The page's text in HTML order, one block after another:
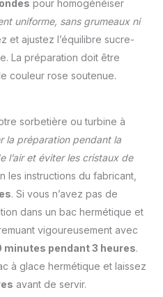
pour homogénéiser
uniforme, sans grumeaux ni
et ajustez l’équilibre sucre-
La préparation doit être
couleur rose soutenue.
sorbetière ou turbine à
la préparation pendant la
l’air et éviter les cristaux de
les instructions du fabricant,
. Si vous n’avez pas de
dans un bac hermétique et
vigoureusement avec
minutes pendant 3 heures.
à glace hermétique et laissez
avant de servir.